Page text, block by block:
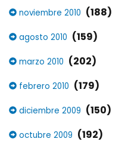
noviembre 2010 (188)
agosto 2010 (159)
marzo 2010 (202)
febrero 2010 (179)
diciembre 2009 (150)
octubre 2009 (192)